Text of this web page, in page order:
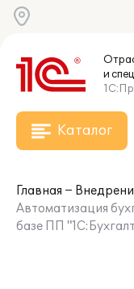
и
Каталог
Главная
Автоматизация
базе ПП